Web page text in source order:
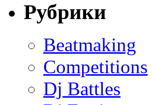
Рубрики
Beatmaking
Competitions
Dj Battles